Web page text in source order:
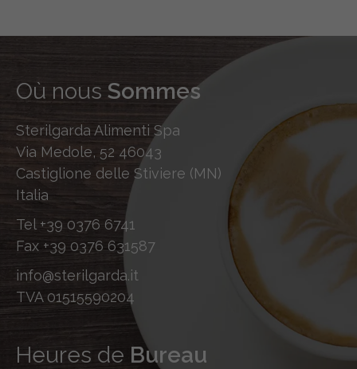
Où nous Sommes
Sterilgarda Alimenti Spa
Via Medole, 52 46043
Castiglione delle Stiviere (MN)
Italia
Tel +39 0376 6741
Fax +39 0376 631587
info@sterilgarda.it
TVA 01515590204
Heures de Bureau